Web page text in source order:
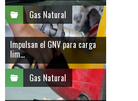
Gas Natural
Impulsan el GNV para carga
lim...
Gas Natural